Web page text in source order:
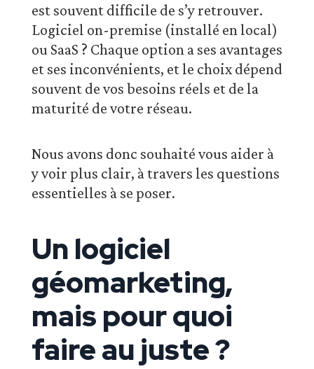
est souvent difficile de s’y retrouver.
Logiciel on-premise (installé en local)
ou SaaS ? Chaque option a ses avantages
et ses inconvénients, et le choix dépend
souvent de vos besoins réels et de la
maturité de votre réseau.
Nous avons donc souhaité vous aider à
y voir plus clair, à travers les questions
essentielles à se poser.
Un logiciel
géomarketing,
mais pour quoi
faire au juste ?